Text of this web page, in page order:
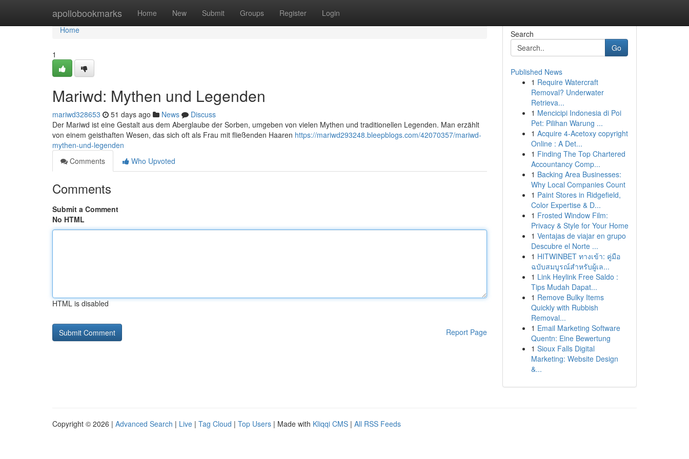
apollobookmarks Home New Submit Groups Register Login
Home
Home
1
Mariwd: Mythen und Legenden
mariwd328653 51 days ago News
Discuss
Der Mariwd ist eine Gestalt aus dem Aberglaube der Sorben, umgeben von vielen Mythen und traditionellen Legenden. Man erzählt
von einem geisthaften Wesen, das sich oft als Frau mit fließenden Haaren https://mariwd293248.bleepblogs.com/42070357/mariwd-
mythen-und-legenden
Comments
Who Upvoted
Comments
Submit a Comment
No HTML
HTML is disabled
Report Page
Search
Go
Published News
1 Require Watercraft
Removal? Underwater
Retrieva...
1 Mencicipi Indonesia di Poi
Pet: Pilihan Warung ...
1 Acquire 4-Acetoxy copyright
Online : A Det...
1 Finding The Top Chartered
Accountancy Comp...
1 Backing Area Businesses:
Why Local Companies Count
1 Paint Stores in Ridgefield,
Color Expertise & D...
1 Frosted Window Film:
Privacy & Style for Your Home
1 Ventajas de viajar en grupo
Descubre el Norte ...
1 HITWINBET ทางเข้า: คู่มือ
ฉบับสมบูรณ์สำหรับผู้เล...
1 Link Heylink Free Saldo :
Tips Mudah Dapat...
1 Remove Bulky Items
Quickly with Rubbish
Removal...
1 Email Marketing Software
Quentn: Eine Bewertung
1 Sioux Falls Digital
Marketing: Website Design
&...
Copyright © 2026 | Advanced Search | Live | Tag Cloud | Top Users | Made with Kliqqi CMS | All RSS Feeds